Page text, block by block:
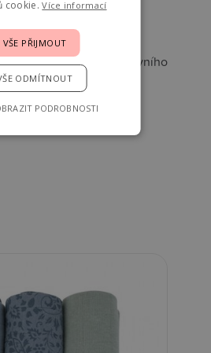
vložka do cestovního
cookie.Více informací
VŠE PŘIJMOUT
ODMÍTNOUT
PODROBNOSTI